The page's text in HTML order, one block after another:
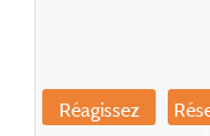
Réagissez